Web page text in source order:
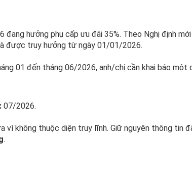
đang hưởng phụ cấp ưu đãi 35%. Theo Nghị định
được truy hưởng từ ngày 01/01/2026.
01 đến tháng 06/2026, anh/chị cần khai báo một
07/2026.
vì không thuộc diện truy lĩnh. Giữ nguyên thông tin
.